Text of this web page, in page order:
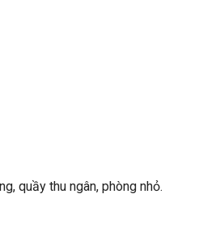
quầy thu ngân, phòng nhỏ.